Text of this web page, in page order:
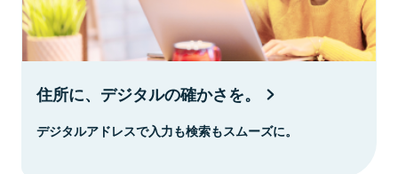
住所に、デジタルの確かさを。
デジタルアドレスで入力も検索もスムーズに。